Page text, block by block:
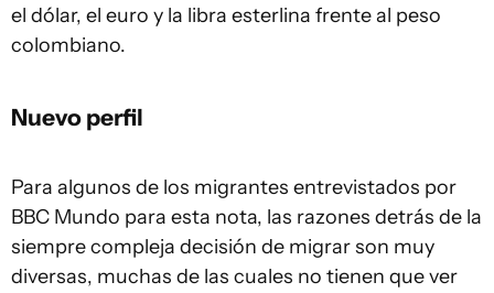
el dólar, el euro y la libra esterlina frente al peso
colombiano.
Nuevo perfil
Para algunos de los migrantes entrevistados por
BBC Mundo para esta nota, las razones detrás de la
siempre compleja decisión de migrar son muy
diversas, muchas de las cuales no tienen que ver